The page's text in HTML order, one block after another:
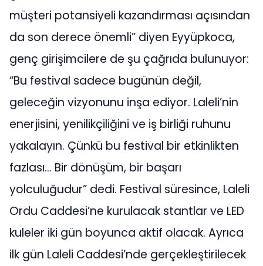
müşteri potansiyeli kazandırması açısından
da son derece önemli” diyen Eyyüpkoca,
genç girişimcilere de şu çağrıda bulunuyor:
“Bu festival sadece bugünün değil,
geleceğin vizyonunu inşa ediyor. Laleli’nin
enerjisini, yenilikçiliğini ve iş birliği ruhunu
yakalayın. Çünkü bu festival bir etkinlikten
fazlası… Bir dönüşüm, bir başarı
yolculuğudur” dedi. Festival süresince, Laleli
Ordu Caddesi’ne kurulacak stantlar ve LED
kuleler iki gün boyunca aktif olacak. Ayrıca
ilk gün Laleli Caddesi’nde gerçekleştirilecek